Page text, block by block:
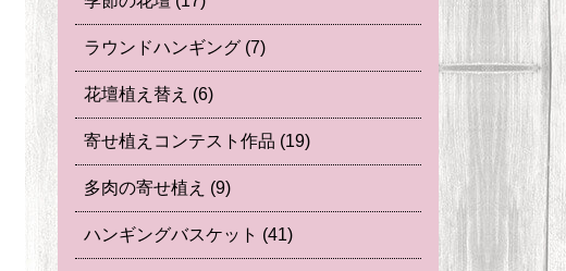
ラウンドハンギング (7)
花壇植え替え (6)
寄せ植えコンテスト作品 (19)
多肉の寄せ植え (9)
ハンギングバスケット (41)